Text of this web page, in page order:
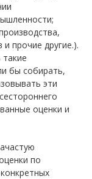
прочие другие.).
бы собирать,
эти
оценки и
по